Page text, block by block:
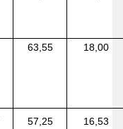
63,55 18,00
57,25 16,53